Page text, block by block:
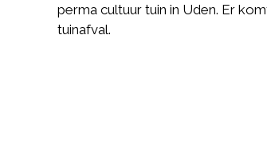
perma cultuur tuin in Uden. Er
tuinafval.